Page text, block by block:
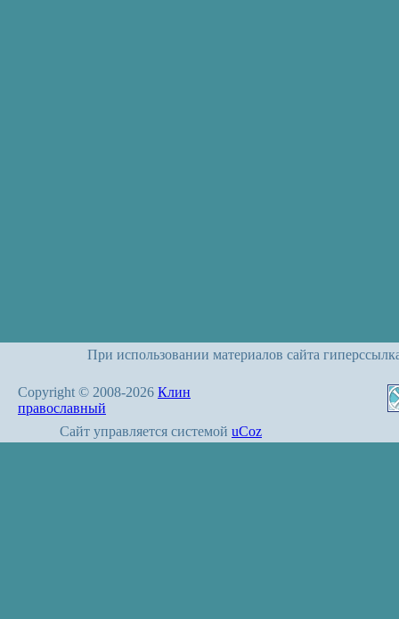
При использовании материалов сайта
Copyright © 2008-2026 Клин
православный
Сайт управляется системой uCoz